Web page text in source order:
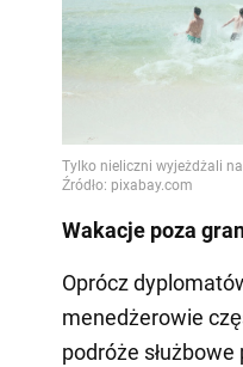
Wakacje poza
Oprócz
menedżerowie
podróże